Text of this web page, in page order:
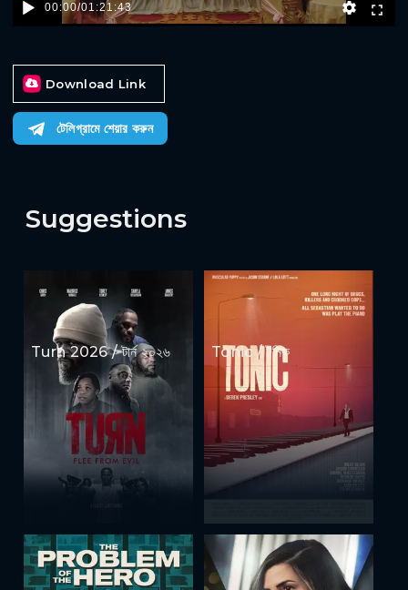
00:00/01:21:43
Download Link
টেলিগ্রামে শেয়ার করুন
Suggestions
Turn 2026 / টার্ন ২০২৬ Tonic / টনিক